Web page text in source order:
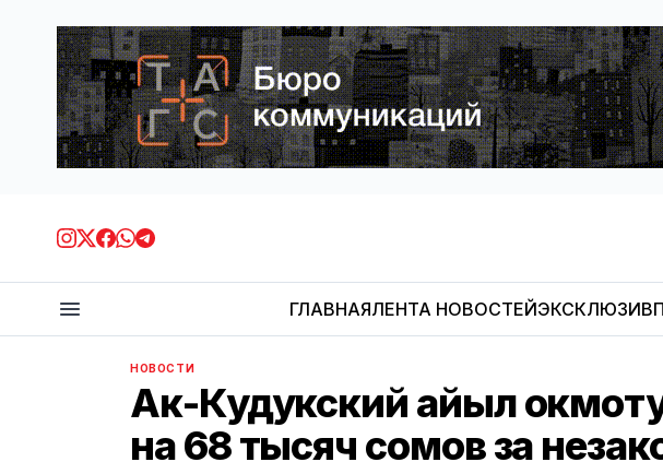
ГЛАВНАЯЛЕНТА НОВОСТЕЙЭКСКЛЮЗИВ
НОВОСТИ
Ак-Кудукский айыл
на 68 тысяч сомов за